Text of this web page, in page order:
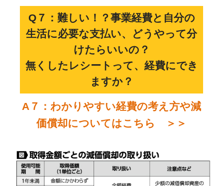
Q７：難しい！？事業経費と自分の
生活に必要な支払い、どうやって分
けたらいいの？
無くしたレシートって、経費にでき
ますか？
A７：わかりやすい経費の考え方や減
価償却についてはこちら ＞＞